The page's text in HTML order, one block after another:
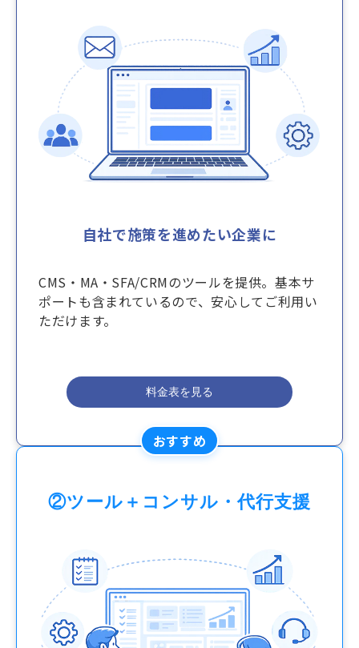
自社で施策を進めたい企業に
CMS・MA・SFA/CRMのツールを提供。基本サ
ポートも含まれているので、安心してご利用い
ただけます。
料金表を見る
おすすめ
②ツール＋コンサル・代行支援